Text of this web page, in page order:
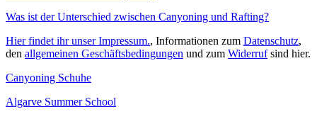
Was ist der Unterschied zwischen Canyoning und Rafting?
Hier findet ihr unser Impressum., Informationen zum Datenschutz,
den allgemeinen Geschäftsbedingungen und zum Widerrufsind hier.
Canyoning Schuhe
Algarve Summer School